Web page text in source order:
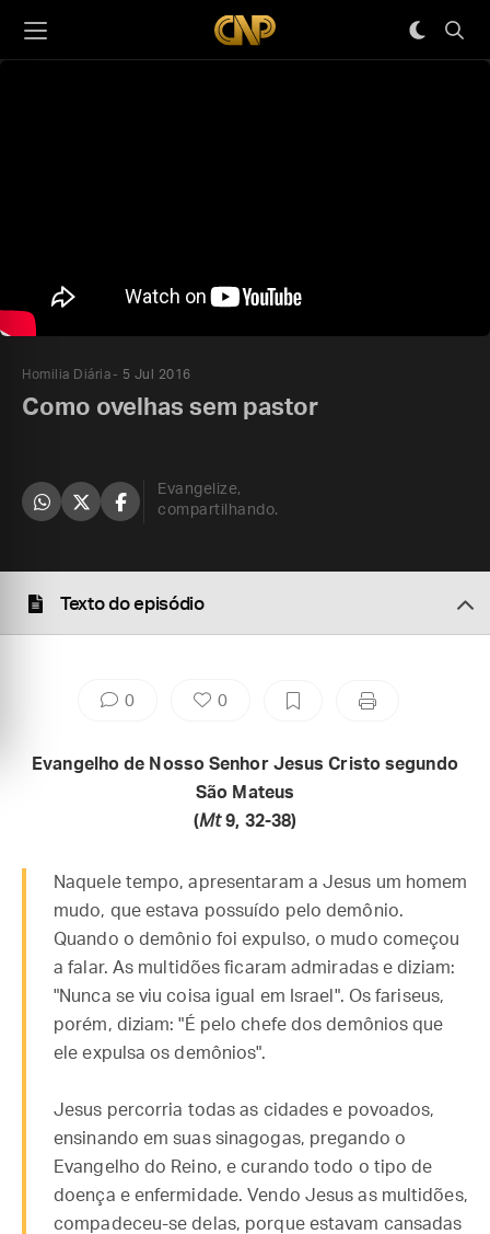
Homilia Diária 5 Jul 2016
Como ovelhas sem pastor
Evangelize,
compartilhando.
Texto do episódio
0 0
Evangelho de Nosso Senhor Jesus Cristo segundo
São Mateus
(Mt9, 32-38)
Naquele tempo, apresentaram a Jesus um homem
mudo, que estava possuído pelo demônio.
Quando o demônio foi expulso, o mudo começou
a falar. As multidões ficaram admiradas e diziam:
"Nunca se viu coisa igual em Israel". Os fariseus,
porém, diziam: "É pelo chefe dos demônios que
ele expulsa os demônios".
Jesus percorria todas as cidades e povoados,
ensinando em suas sinagogas, pregando o
Evangelho do Reino, e curando todo o tipo de
doença e enfermidade. Vendo Jesus as multidões,
compadeceu-se delas, porque estavam cansadas